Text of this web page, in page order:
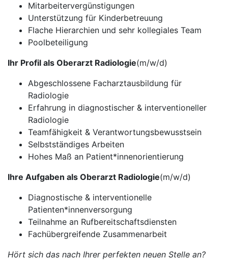
Mitarbeitervergünstigungen
Unterstützung für Kinderbetreuung
Flache Hierarchien und sehr kollegiales Team
Poolbeteiligung
Ihr Profil als Oberarzt Radiologie(m/w/d)
Abgeschlossene Facharztausbildung für
Radiologie
Erfahrung in diagnostischer & interventioneller
Radiologie
Teamfähigkeit & Verantwortungsbewusstsein
Selbstständiges Arbeiten
Hohes Maß an Patient*innenorientierung
Ihre Aufgaben als Oberarzt Radiologie(m/w/d)
Diagnostische & interventionelle
Patienten*innenversorgung
Teilnahme an Rufbereitschaftsdiensten
Fachübergreifende Zusammenarbeit
Hört sich das nach Ihrer perfekten neuen Stelle an?